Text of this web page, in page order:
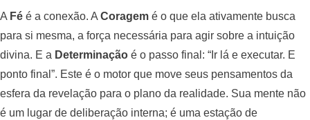
A Fé é a conexão. A Coragem é o que ela ativamente busca
para si mesma, a força necessária para agir sobre a intuição
divina. E a Determinação é o passo final: “Ir lá e executar. E
ponto final”. Este é o motor que move seus pensamentos da
esfera da revelação para o plano da realidade. Sua mente não
é um lugar de deliberação interna; é uma estação de